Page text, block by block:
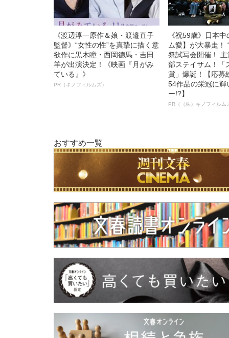
《渡辺淳一原作＆娘・渡邉直子
監督》“女性の性”を真摯に描く意
欲作に黒木瞳・西岡德馬・吉田
羊が出演決定！《映画『月がみ
ている』》
PR（キノフィルムズ）
《祝59歳》日本
ム愛】が大暴走！
祭試写会開催！
部ステイサム！「
賞」爆誕！【応募
54作品の栄冠に輝
ー!?】
PR（（株）キノフィルム
おすすめ一覧